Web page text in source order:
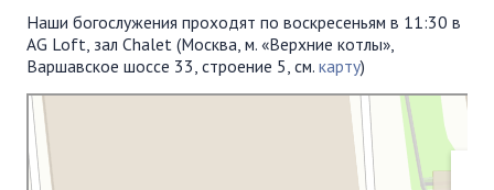
Наши богослужения проходят по воскресеньям в 11:30 в
AG Loft, зал Chalet (Москва, м. «Верхние котлы»,
Варшавское шоссе 33, строение 5, см. карту)
Московская Библейская Церковь
Протестантская церковь в Москве